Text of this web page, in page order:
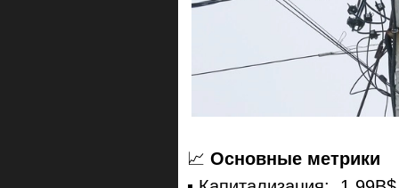
📈 Основные метрики